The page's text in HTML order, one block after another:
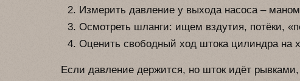
Измерить давление у выхода насоса –
Осмотреть шланги: ищем вздутия, потёки,
Оценить свободный ход штока цилиндра на
Если давление держится, но шток идёт